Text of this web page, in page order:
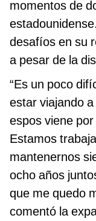
momentos de
desafíos en su
a pesar de la
“Es un poco
estar viajando
espos viene
Estamos
mantenernos
ocho años
que me quedo
comentó la